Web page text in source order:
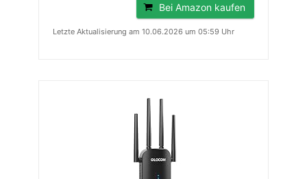
Bei Amazon kaufen
Letzte Aktualisierung am 10.06.2026 um 05:59 Uhr